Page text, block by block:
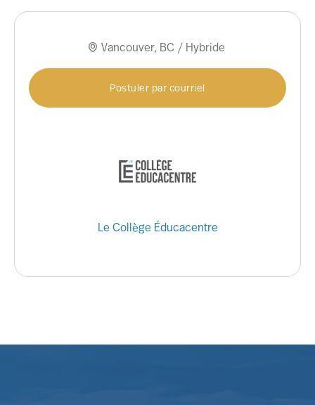
 Vancouver, BC / Hybride
Postuler par courriel
Le Collège Éducacentre